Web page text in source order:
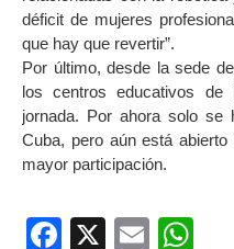
déficit de mujeres
que hay que revertir”.
Por último, desde la sede
los centros educativos
jornada. Por ahora solo se
Cuba, pero aún está
mayor participación.
Facebook
X Email